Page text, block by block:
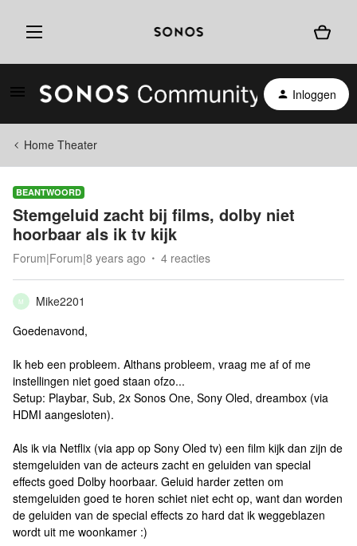
Inloggen
Home Theater
BEANTWOORD
Stemgeluid zacht bij films, dolby niet
hoorbaar als ik tv kijk
Forum|Forum|8 years ago 4 reacties
M
Mike2201
Goedenavond,
Ik heb een probleem. Althans probleem, vraag me af of me
instellingen niet goed staan ofzo...
Setup: Playbar, Sub, 2x Sonos One, Sony Oled, dreambox (via
HDMI aangesloten).
Als ik via Netflix (via app op Sony Oled tv) een film kijk dan zijn de
stemgeluiden van de acteurs zacht en geluiden van special
effects goed Dolby hoorbaar. Geluid harder zetten om
stemgeluiden goed te horen schiet niet echt op, want dan worden
de geluiden van de special effects zo hard dat ik weggeblazen
wordt uit me woonkamer :)